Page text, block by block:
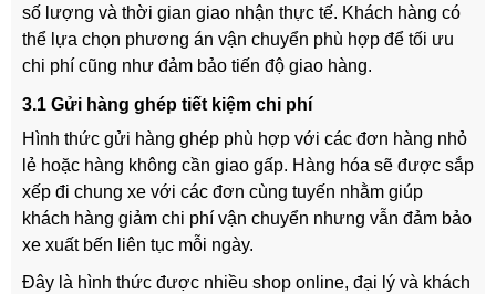
số lượng và thời gian giao nhận thực tế. Khách hàng có
thể lựa chọn phương án vận chuyển phù hợp để tối ưu
chi phí cũng như đảm bảo tiến độ giao hàng.
3.1 Gửi hàng ghép tiết kiệm chi phí
Hình thức gửi hàng ghép phù hợp với các đơn hàng nhỏ
lẻ hoặc hàng không cần giao gấp. Hàng hóa sẽ được sắp
xếp đi chung xe với các đơn cùng tuyến nhằm giúp
khách hàng giảm chi phí vận chuyển nhưng vẫn đảm bảo
xe xuất bến liên tục mỗi ngày.
Đây là hình thức được nhiều shop online, đại lý và khách